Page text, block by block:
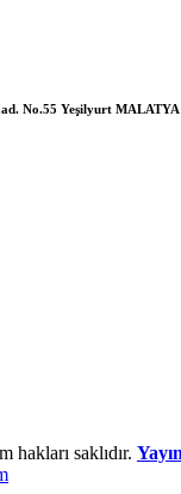
No.55 Yeşilyurt MALATYA
hakları saklıdır.